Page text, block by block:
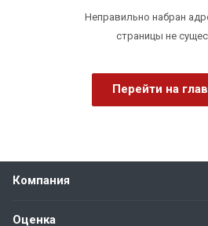
Неправильно набран
страницы не
Перейти на
Компания
Оценка